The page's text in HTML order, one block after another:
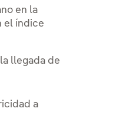
en la
el índice
llegada de
a